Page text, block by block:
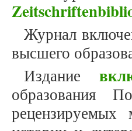
Журнал
высшего
Издание
образования
рецензируемых